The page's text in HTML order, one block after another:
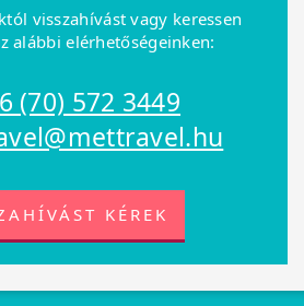
visszahívást vagy keressen
alábbi elérhetőségeinken:
(70) 572 3449
KÉREK